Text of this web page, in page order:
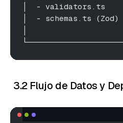
│  - validators.ts
│  - schemas.ts
3.2 Flujo de Datos y